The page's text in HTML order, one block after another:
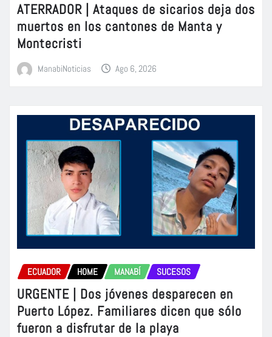
ATERRADOR | Ataques de sicarios deja dos
muertos en los cantones de Manta y
Montecristi
ManabiNoticias Ago 6, 2026
ECUADOR HOME MANABÍ SUCESOS
URGENTE | Dos jóvenes desparecen en
Puerto López. Familiares dicen que sólo
fueron a disfrutar de la playa